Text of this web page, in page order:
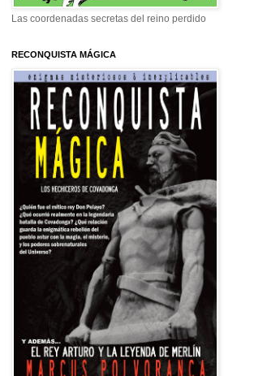
Las coordenadas secretas del reino perdido
RECONQUISTA MÁGICA